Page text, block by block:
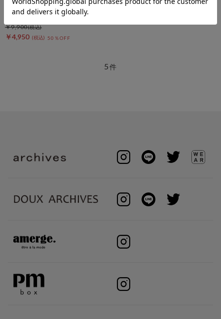
【Ｌａｐｕｉｓ】Ｈｅａｒｔ
Ｐｌａｔｅ イヤリング
￥4,950 50％OFF
￥9,900
5件